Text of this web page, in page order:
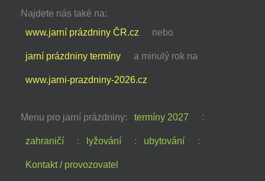
Najdete nás také na:
www.jarní prázdniny ČR.cz
nebo
jarní prázdniny termíny a minulý rok na
www.jarni-prazdniny-2026.cz
Menu pro jarní prázdniny: termíny 2027 :
zahraničí : lyžování : ubytování :
Kontakt / provozovatel